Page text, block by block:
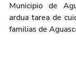
Municipio de
ardua tarea de
familias de